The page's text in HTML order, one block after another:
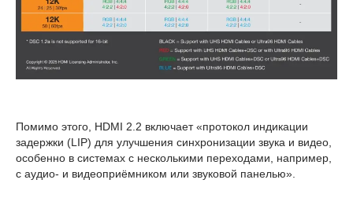
Помимо этого, HDMI 2.2 включает «протокол индикации
задержки (LIP) для улучшения синхронизации звука и видео,
особенно в системах с несколькими переходами, например,
с аудио- и видеоприёмником или звуковой панелью».